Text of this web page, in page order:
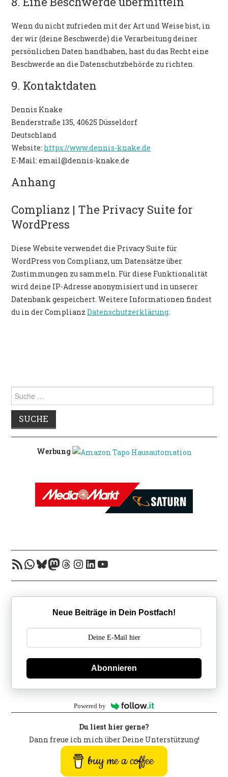
Wenn du nicht zufrieden mit der Art und Weise bist, in
der wir (deine Beschwerde) die Verarbeitung deiner
persönlichen Daten handhaben, hast du das Recht eine
Beschwerde an die Datenschutzbehörde zu richten.
9. Kontaktdaten
Dennis Knake
Benderstraße 135, 40625 Düsseldorf
Deutschland
Website: https://www.dennis-knake.de
E-Mail:email@dennis-knake.de
Anhang
Complianz | The Privacy Suite for
WordPress
Diese Website verwendet die Privacy Suite für
WordPress von Complianz, um Datensätze über
Zustimmungen zu sammeln. Für diese Funktionalität
wird deine IP-Adresse anonymisiert und in unserer
Datenbank gespeichert. Weitere Informationen findest
du in der ComplianzDatenschutzerklärung.
nach:
Werbung
RSS-FeedWhatsApp
Bluesky
Mastodon
Threads
Instagram
LinkedIn
YouTube
Neue Beiträge in Dein Postfach!
Abonnieren
Powered by
Du liest hier gerne?
Dann freue ich mich über Deine Unterstützung!
buy me a coffee